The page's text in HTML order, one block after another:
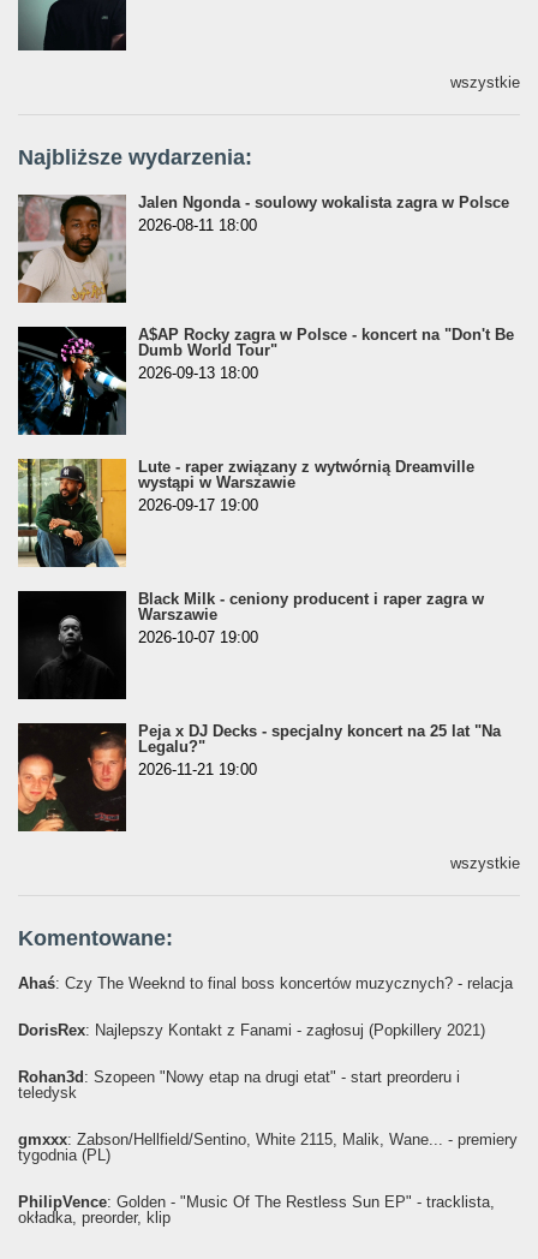
wszystkie
Najbliższe wydarzenia:
Jalen Ngonda - soulowy wokalista zagra w Polsce
2026-08-11 18:00
A$AP Rocky zagra w Polsce - koncert na "Don't Be
Dumb World Tour"
2026-09-13 18:00
Lute - raper związany z wytwórnią Dreamville
wystąpi w Warszawie
2026-09-17 19:00
Black Milk - ceniony producent i raper zagra w
Warszawie
2026-10-07 19:00
Peja x DJ Decks - specjalny koncert na 25 lat "Na
Legalu?"
2026-11-21 19:00
wszystkie
Komentowane:
Ahaś: Czy The Weeknd to final boss koncertów muzycznych? - relacja
DorisRex: Najlepszy Kontakt z Fanami - zagłosuj (Popkillery 2021)
Rohan3d : Szopeen "Nowy etap na drugi etat" - start preorderu i
teledysk
gmxxx: Żabson/Hellfield/Sentino, White 2115, Malik, Wane... - premiery
tygodnia (PL)
PhilipVence: Golden - "Music Of The Restless Sun EP" - tracklista,
okładka, preorder, klip